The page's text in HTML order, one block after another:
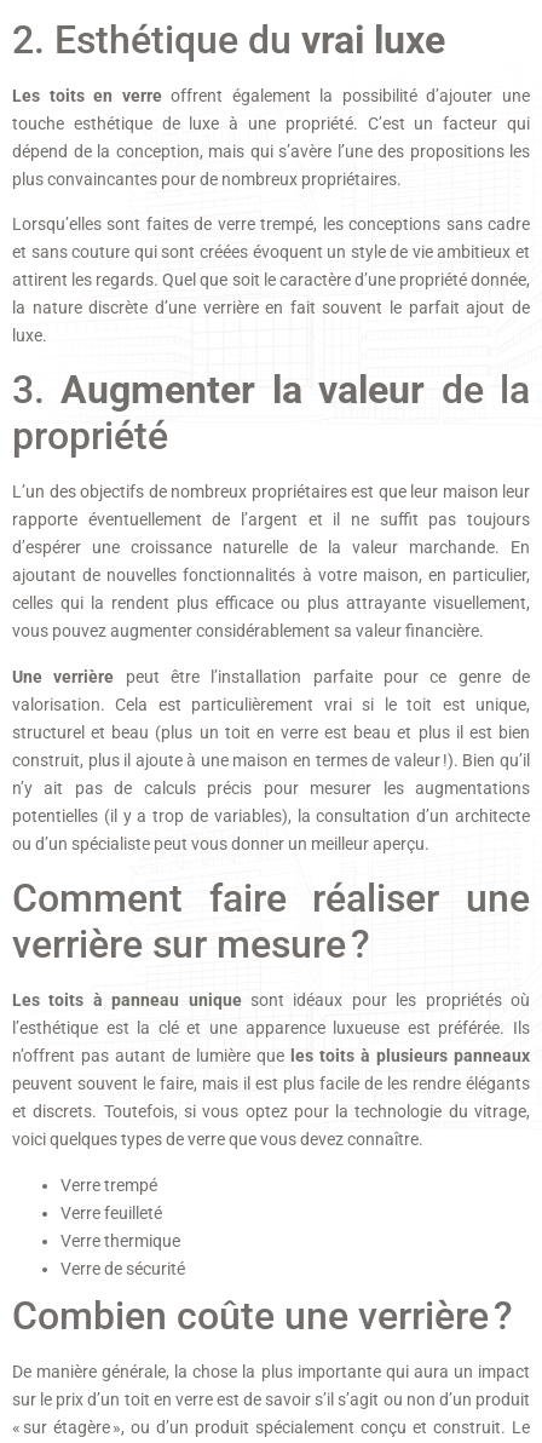
2. Esthétique du vrai luxe
Les toits en verreoffrent également la possibilité d’ajouter une
touche esthétique de luxe à une propriété. C’est un facteur qui
dépend de la conception, mais qui s’avère l’une des propositions les
plus convaincantes pour de nombreux propriétaires.
Lorsqu’elles sont faites de verre trempé, les conceptions sans cadre
et sans couture qui sont créées évoquent un style de vie ambitieux et
attirent les regards. Quel que soit le caractère d’une propriété donnée,
la nature discrète d’une verrière en fait souvent le parfait ajout de
luxe.
3.Augmenter la valeur de la
propriété
L’un des objectifs de nombreux propriétaires est que leur maison leur
rapporte éventuellement de l’argent et il ne suffit pas toujours
d’espérer une croissance naturelle de la valeur marchande. En
ajoutant de nouvelles fonctionnalités à votre maison, en particulier,
celles qui la rendent plus efficace ou plus attrayante visuellement,
vous pouvez augmenter considérablement sa valeur financière.
Une verrière peut être l’installation parfaite pour ce genre de
valorisation. Cela est particulièrement vrai si le toit est unique,
structurel et beau (plus un toit en verre est beau et plus il est bien
construit, plus il ajoute à une maison en termes de valeur !). Bien qu’il
n’y ait pas de calculs précis pour mesurer les augmentations
potentielles (il y a trop de variables), la consultation d’un architecte
ou d’un spécialiste peut vous donner un meilleur aperçu.
Comment faire réaliser une
verrière sur mesure ?
Les toits à panneau uniquesont idéaux pour les propriétés où
l’esthétique est la clé et une apparence luxueuse est préférée. Ils
n’offrent pas autant de lumière que les toits à plusieurs panneaux
peuvent souvent le faire, mais il est plus facile de les rendre élégants
et discrets. Toutefois, si vous optez pour la technologie du vitrage,
voici quelques types de verre que vous devez connaître.
Verre trempé
Verre feuilleté
Verre thermique
Verre de sécurité
Combien coûte une verrière ?
De manière générale, la chose la plus importante qui aura un impact
sur le prix d’un toit en verre est de savoir s’il s’agit ou non d’un produit
« sur étagère », ou d’un produit spécialement conçu et construit. Le